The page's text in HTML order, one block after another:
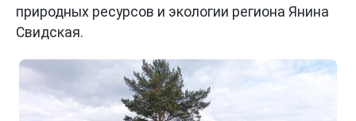
природных ресурсов и экологии региона Янина
Свидская.